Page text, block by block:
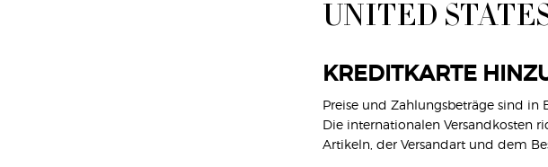
STICK ACQUA DI GIÒ EAU DE PARFUM
UNITED
KREDITKARTE
Preise und Zahlungsbeträge sind in
Die internationalen Versandkosten
Artikeln, der Versandart und dem